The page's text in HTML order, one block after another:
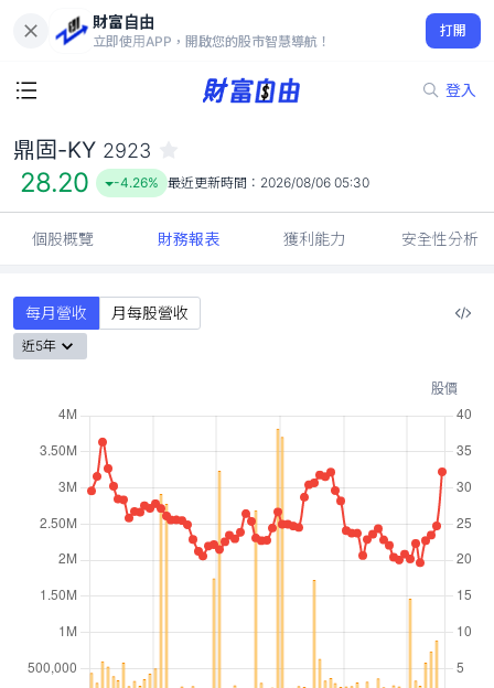
財富自由
立即使用APP，開啟您的股市智慧導航！
打開
登入
28.20
-4.26%
鼎固-KY 2923
28.20 -4.26% 最近更新時間： 2026/08/06 05:30
個股概覽 財務報表 獲利能力 安全性分析
每月營收 月每股營收
近5年